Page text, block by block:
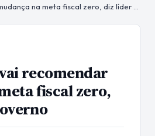
recomendar
fiscal zero,